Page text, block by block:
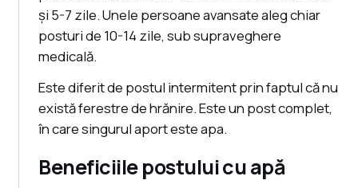
și 5-7 zile. Unele persoane avansate aleg chiar
posturi de 10-14 zile, sub supraveghere
medicală.
Este diferit de postul intermitent prin faptul că nu
există ferestre de hrănire. Este un post complet,
în care singurul aport este apa.
Beneficiile postului cu apă